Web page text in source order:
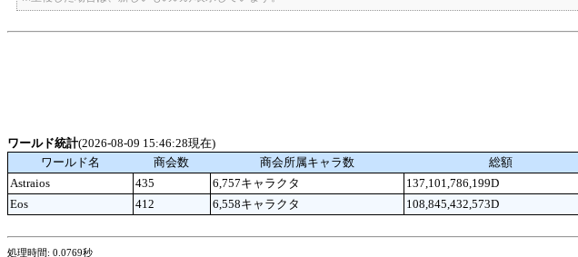
ワールド統計(2026-08-09 15:46:28現在)
ワールド名
商会数 商会所属キャラ数
総額
Astraios
435 6,757キャラクタ
137,101,786,199D
Eos
412 6,558キャラクタ 108,845,432,573D
処理時間: 0.0769秒